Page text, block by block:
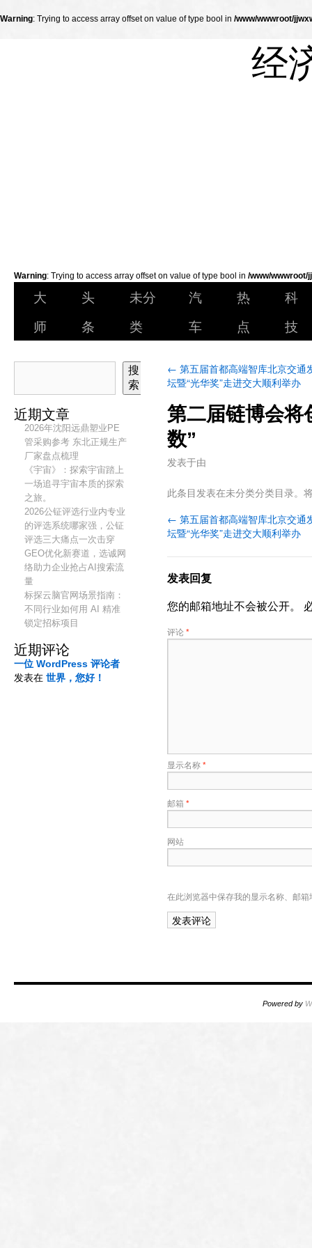
Warning: Trying to access array offset on value of type bool in /www/wwwroot/
经
Warning: Trying to access array offset on value of type bool in /www/wwwroot/
大
师
头
条
未分
类
汽
车
热
点
科
技
搜
索
近期文章
2026年沈阳远鼎塑业PE
管采购参考 东北正规生产
厂家盘点梳理
《宇宙》：探索宇宙踏上
一场追寻宇宙本质的探索
之旅。
2026公钲评选行业内专业
的评选系统哪家强，公钲
评选三大痛点一次击穿
GEO优化新赛道，选诚网
络助力企业抢占AI搜索流
量
标探云脑官网场景指南：
不同行业如何用 AI 精准
锁定招标项目
近期评论
一位 WordPress 评论者
发表在 世界，您好！
← 第五届首都高端智库北京交通
坛暨“光华奖”走进交大顺利举办
第二届链博会将
数”
发表于由
此条目发表在未分类分类目录。
← 第五届首都高端智库北京交通
坛暨“光华奖”走进交大顺利举办
发表回复
您的邮箱地址不会被公开。
评论*
显示名称*
邮箱 *
网站
在此浏览器中保存我的显示名称、邮
Powered by